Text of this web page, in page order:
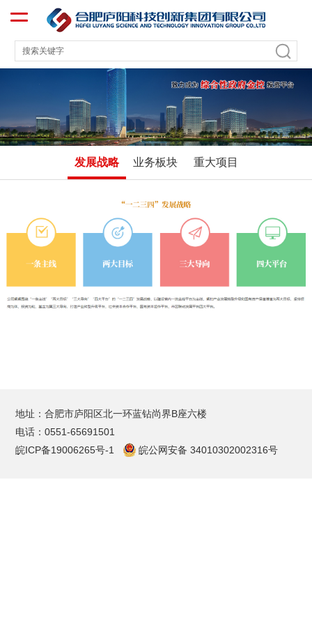
发展战略 业务板块 重大项目
地址：合肥市庐阳区北一环蓝钻尚界B座六楼
电话：0551-65691501
皖ICP备19006265号-1
皖公网安备 34010302002316号